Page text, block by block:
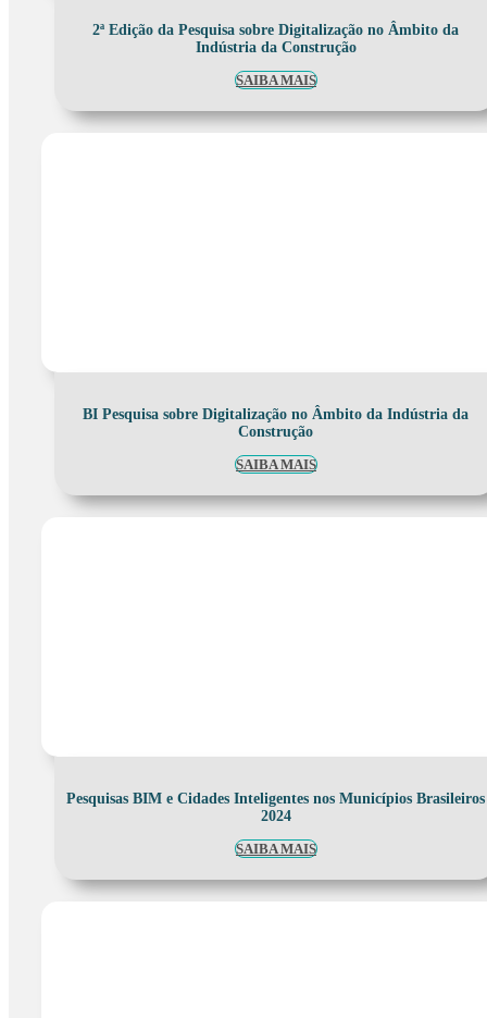
2ª Edição da Pesquisa sobre Digitalização no Âmbito da
Indústria da Construção
SAIBA MAIS
BI Pesquisa sobre Digitalização no Âmbito da Indústria da
Construção
SAIBA MAIS
Pesquisas BIM e Cidades Inteligentes nos Municípios Brasileiros
2024
SAIBA MAIS